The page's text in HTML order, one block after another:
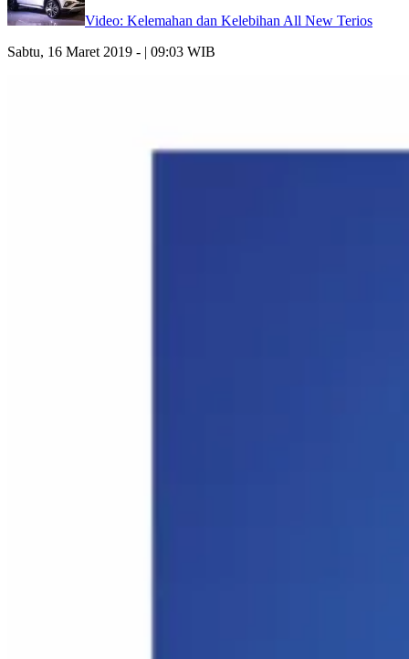
Video: Kelemahan dan Kelebihan All New Terios
Sabtu, 16 Maret 2019 - | 09:03 WIB